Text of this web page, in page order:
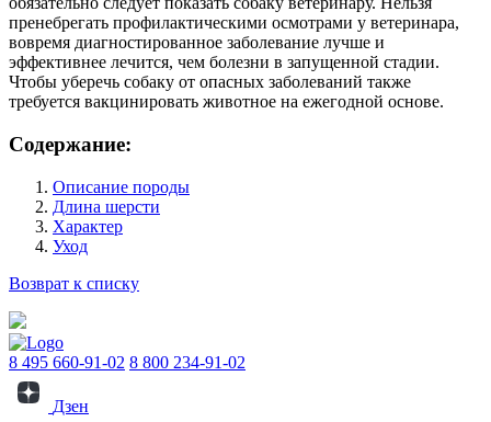
пренебрегать профилактическими осмотрами у ветеринара,
вовремя диагностированное заболевание лучше и
эффективнее лечится, чем болезни в запущенной стадии.
Чтобы уберечь собаку от опасных заболеваний также
требуется вакцинировать животное на ежегодной основе.
Содержание:
Описание породы
Длина шерсти
Характер
Уход
Возврат к списку
8 495 660-91-02 8 800 234-91-02
Дзен